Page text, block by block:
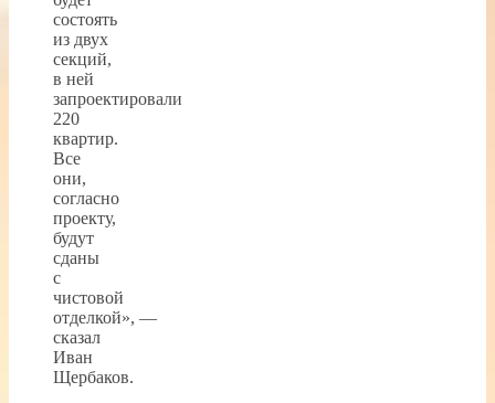
состоять
из двух
секций,
в ней
запроектировали
220
квартир.
Все
они,
согласно
проекту,
будут
сданы
с
чистовой
отделкой», —
сказал
Иван
Щербаков.